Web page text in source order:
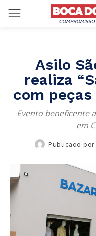
Asilo
realiza
com
Evento beneficente
em
Publicado por